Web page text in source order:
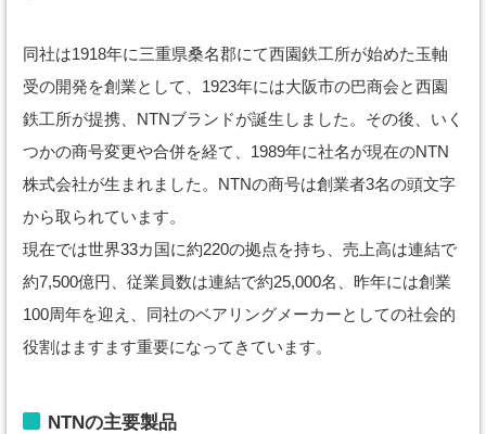
同社は1918年に三重県桑名郡にて西園鉄工所が始めた玉軸
受の開発を創業として、1923年には大阪市の巴商会と西園
鉄工所が提携、NTNブランドが誕生しました。その後、いく
つかの商号変更や合併を経て、1989年に社名が現在のNTN
株式会社が生まれました。NTNの商号は創業者3名の頭文字
から取られています。
現在では世界33カ国に約220の拠点を持ち、売上高は連結で
約7,500億円、従業員数は連結で約25,000名、昨年には創業
100周年を迎え、同社のベアリングメーカーとしての社会的
役割はますます重要になってきています。
NTNの主要製品